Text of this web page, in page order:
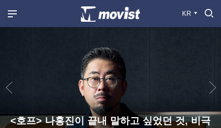
KR
<호프> 나홍진이 끝내 말하고 싶었던 것, 비극